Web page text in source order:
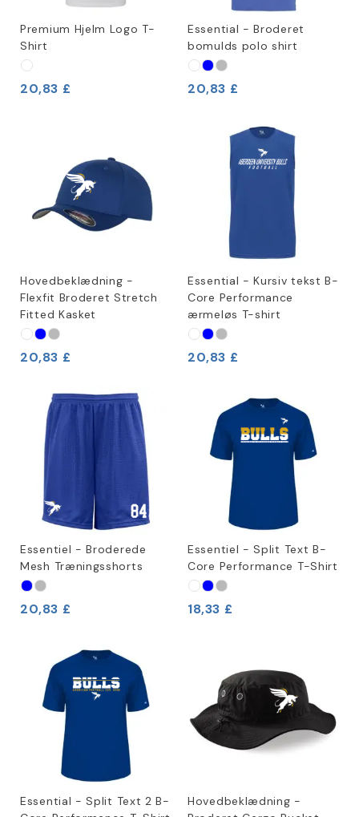
Premium Hjelm Logo T-
Shirt
20,83 £
Essential - Broderet
bomulds polo shirt
20,83 £
Hovedbeklædning -
Flexfit Broderet Stretch
Fitted Kasket
20,83 £
Essential - Kursiv tekst B-
Core Performance
ærmeløs T-shirt
20,83 £
Essentiel - Broderede
Mesh Træningsshorts
20,83 £
Essentiel - Split Text B-
Core Performance T-Shirt
18,33 £
Essential - Split Text 2 B-
Hovedbeklædning -